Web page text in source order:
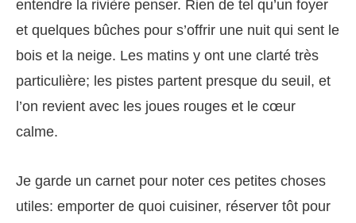
entendre la rivière penser. Rien de tel qu’un foyer
et quelques bûches pour s’offrir une nuit qui sent le
bois et la neige. Les matins y ont une clarté très
particulière; les pistes partent presque du seuil, et
l’on revient avec les joues rouges et le cœur
calme.
Je garde un carnet pour noter ces petites choses
utiles: emporter de quoi cuisiner, réserver tôt pour